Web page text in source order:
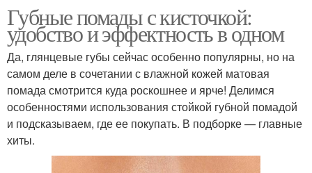
Губные помады с кисточкой:
удобство и эффектность в одном
Да, глянцевые губы сейчас особенно популярны, но на
самом деле в сочетании с влажной кожей матовая
помада смотрится куда роскошнее и ярче! Делимся
особенностями использования стойкой губной помадой
и подсказываем, где ее покупать. В подборке — главные
хиты.